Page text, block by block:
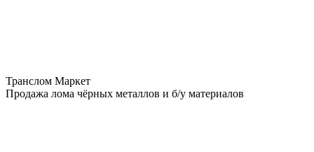
Транслом Маркет
Продажа лома чёрных металлов и б/у материалов